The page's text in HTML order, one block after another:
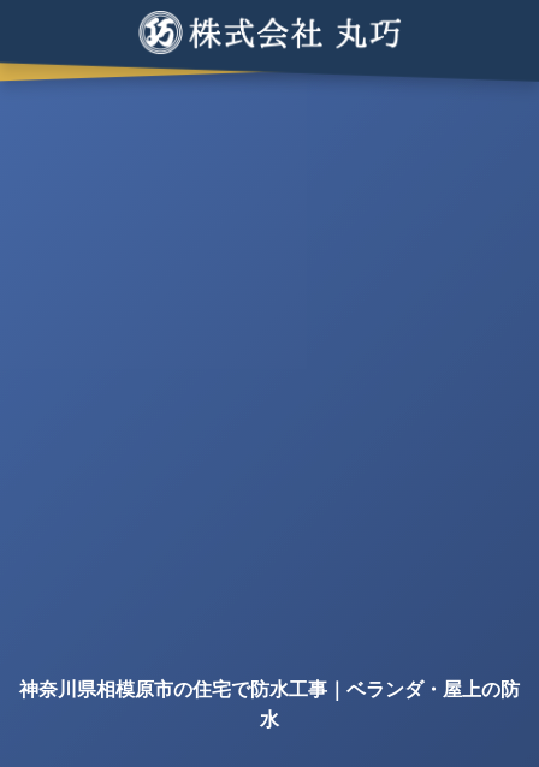
神奈川県相模原市の住宅で防水工事｜ベランダ・屋上の防
水